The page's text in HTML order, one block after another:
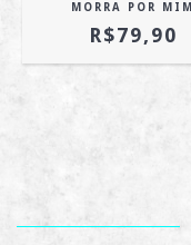
MORRA POR MIM
R$79,90